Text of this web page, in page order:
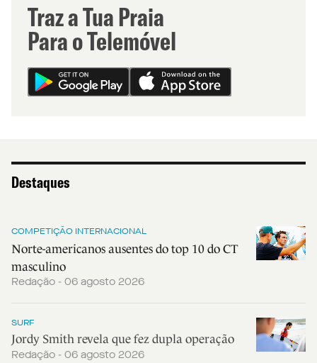
Traz a Tua Praia
Para o Telemóvel
Destaques
COMPETIÇÃO INTERNACIONAL
Norte-americanos ausentes do top 10 do CT
masculino
Redação - 06 agosto 2026
SURF
Jordy Smith revela que fez dupla operação
Redação - 06 agosto 2026